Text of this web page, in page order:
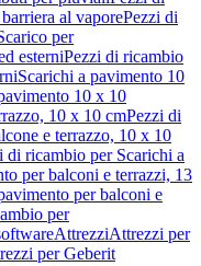
al vaporePezzi di
per
esterniPezzi di ricambio
Scarichi a pavimento 10
10 x 10
10 x 10 cmPezzi di
e terrazzo, 10 x 10
di ricambio per Scarichi a
per balconi e terrazzi, 13
per balconi e
per
AttrezziAttrezzi per
per Geberit